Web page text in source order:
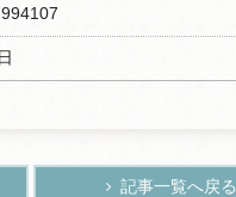
記事一覧へ戻る